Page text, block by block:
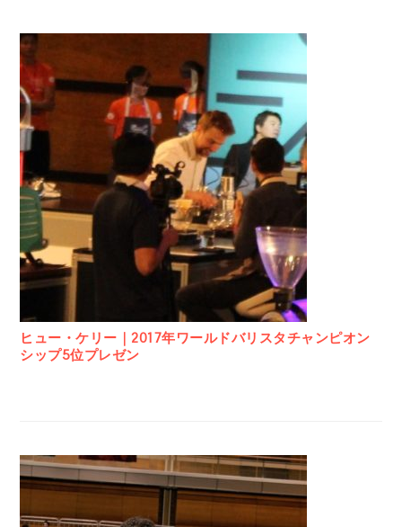
ヒュー・ケリー｜2017年ワールドバリスタチャンピオン
シップ5位プレゼン